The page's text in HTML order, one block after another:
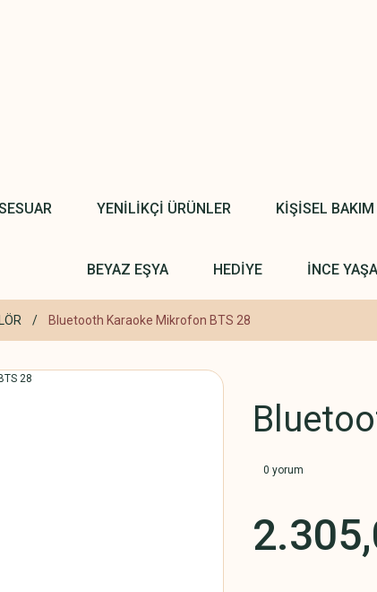
YENİLİKÇİ ÜRÜNLER KİŞİSEL
BEYAZ EŞYA HEDİYE İNCE
Bluetooth Karaoke Mikrofon BTS 28
0 yorum